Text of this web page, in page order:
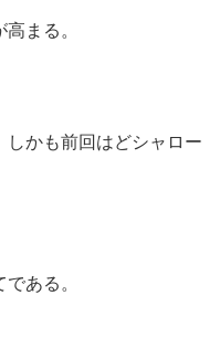
まる。
しかも前回はどシャロー
ある。